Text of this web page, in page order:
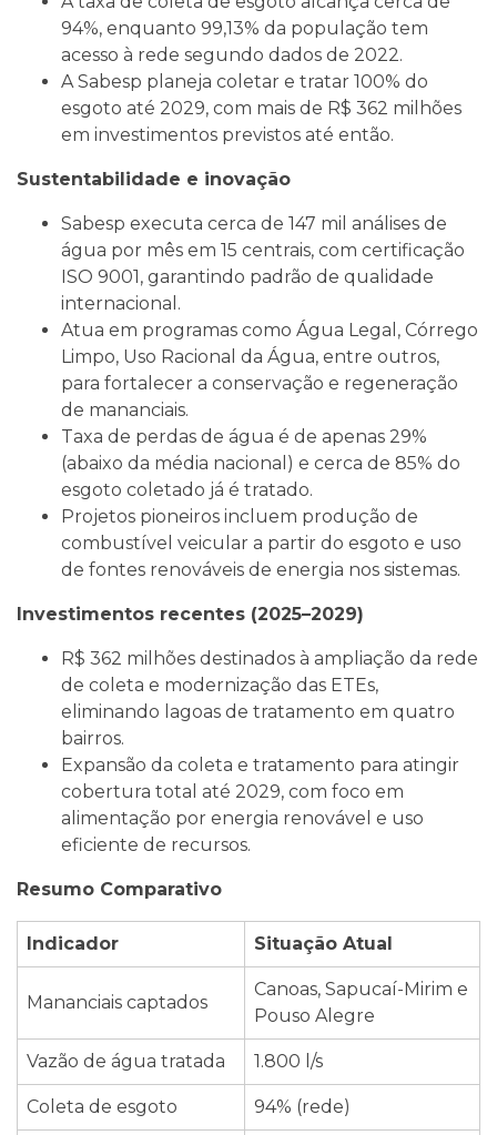
94%, enquanto 99,13% da população tem
acesso à rede segundo dados de 2022.
A Sabesp planeja coletar e tratar 100% do
esgoto até 2029, com mais de R$ 362 milhões
em investimentos previstos até então.
Sustentabilidade e inovação
Sabesp executa cerca de 147 mil análises de
água por mês em 15 centrais, com certificação
ISO 9001, garantindo padrão de qualidade
internacional.
Atua em programas como Água Legal, Córrego
Limpo, Uso Racional da Água, entre outros,
para fortalecer a conservação e regeneração
de mananciais.
Taxa de perdas de água é de apenas 29%
(abaixo da média nacional) e cerca de 85% do
esgoto coletado já é tratado.
Projetos pioneiros incluem produção de
combustível veicular a partir do esgoto e uso
de fontes renováveis de energia nos sistemas.
Investimentos recentes (2025–2029)
R$ 362 milhões destinados à ampliação da rede
de coleta e modernização das ETEs,
eliminando lagoas de tratamento em quatro
bairros.
Expansão da coleta e tratamento para atingir
cobertura total até 2029, com foco em
alimentação por energia renovável e uso
eficiente de recursos.
Resumo Comparativo
Indicador Situação Atual
Mananciais captados
Canoas, Sapucaí-Mirim e
Pouso Alegre
Vazão de água tratada 1.800 l/s
Coleta de esgoto 94% (rede)